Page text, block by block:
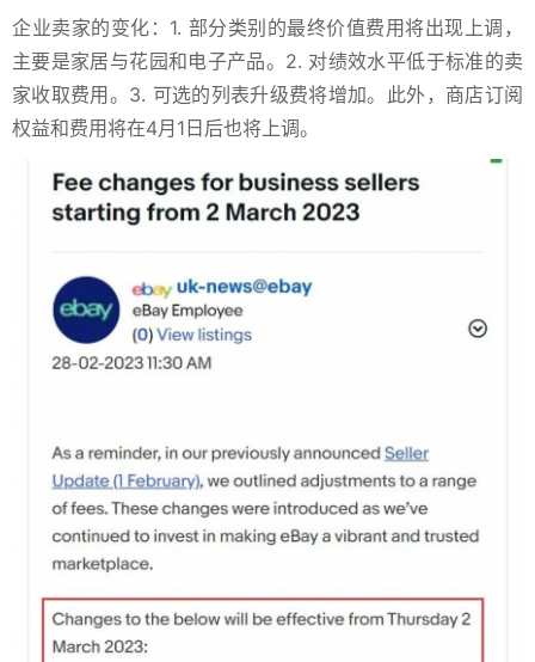
企业卖家的变化：1. 部分类别的最终价值费用将出现上调，
主要是家居与花园和电子产品。2. 对绩效水平低于标准的卖
家收取费用。3. 可选的列表升级费将增加。此外，商店订阅
权益和费用将在4月1日后也将上调。